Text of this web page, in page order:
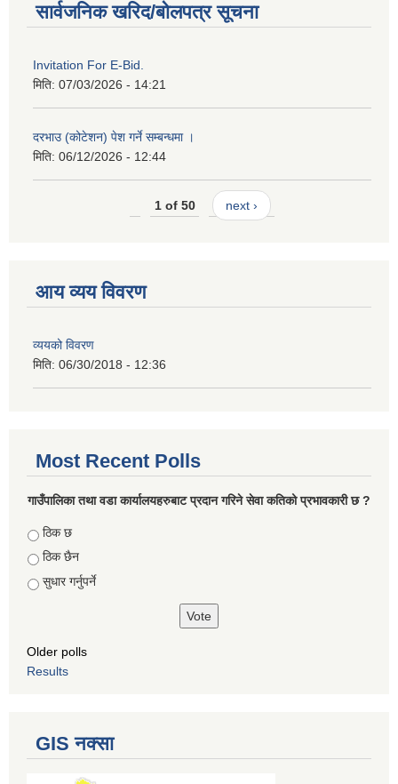
सार्वजनिक खरिद/बोलपत्र सूचना
Invitation For E-Bid.
मिति: 07/03/2026 - 14:21
दरभाउ (कोटेशन) पेश गर्ने सम्बन्धमा ।
मिति: 06/12/2026 - 12:44
1 of 50 next ›
आय व्यय विवरण
व्ययको विवरण
मिति: 06/30/2018 - 12:36
Most Recent Polls
गाउँपालिका तथा वडा कार्यालयहरुबाट प्रदान गरिने सेवा कतिको प्रभावकारी छ ?
Choices
ठिक छ
ठिक छैन
सुधार गर्नुपर्ने
Older polls
Results
GIS नक्सा